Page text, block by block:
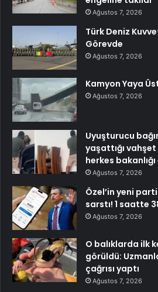
Ağustos 7, 2026
Türk Deniz
Görevde
Ağustos 7, 2026
Kamyon Yaya
Ağustos 7, 2026
Uyuşturucu
yaşattığı
herkes
Ağustos 7, 2026
Özel’in yeni parti
sarstı! 1 saatte
Ağustos 7, 2026
O balıklarda ilk
görüldü:
çağrısı yaptı
Ağustos 7, 2026